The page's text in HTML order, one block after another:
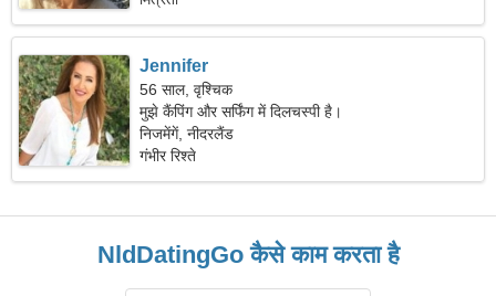
Jennifer
56 साल, वृश्चिक
मुझे कैंपिंग और सर्फिंग में दिलचस्पी है।
निजमेंगें, नीदरलैंड
गंभीर रिश्ते
NldDatingGo कैसे काम करता है